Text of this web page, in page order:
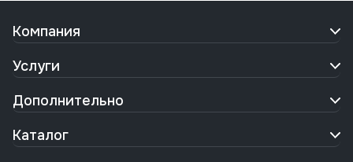
Компания
Услуги
Дополнительно
Каталог